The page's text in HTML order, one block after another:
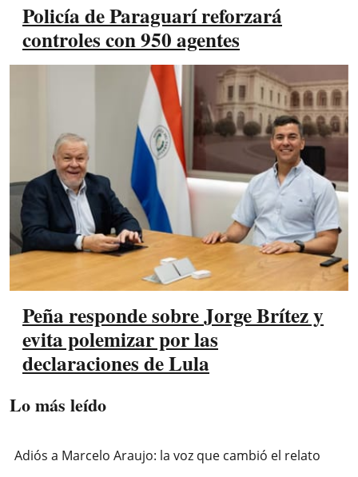
Policía de Paraguarí reforzará
controles con 950 agentes
Peña responde sobre Jorge Brítez y
evita polemizar por las
declaraciones de Lula
Lo más leído
Adiós a Marcelo Araujo: la voz que cambió el relato